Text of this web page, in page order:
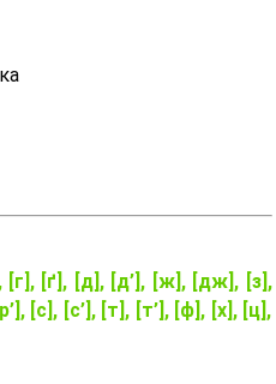
[г], [ґ], [д], [д’], [ж], [дж], [з],
[с], [с’], [т], [т’], [ф], [х], [ц],